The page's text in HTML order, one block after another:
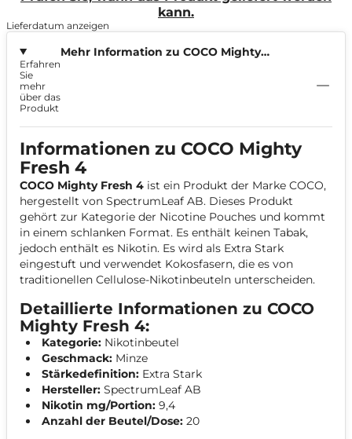
kann.
Lieferdatum anzeigen
Mehr Information zu COCO Mighty
Erfahren
Sie
mehr
über das
Produkt
Informationen zu COCO Mighty
Fresh 4
COCO Mighty Fresh 4 ist ein Produkt der Marke COCO,
hergestellt von SpectrumLeaf AB. Dieses Produkt
gehört zur Kategorie der Nicotine Pouches und kommt
in einem schlanken Format. Es enthält keinen Tabak,
jedoch enthält es Nikotin. Es wird als Extra Stark
eingestuft und verwendet Kokosfasern, die es von
traditionellen Cellulose-Nikotinbeuteln unterscheiden.
Detaillierte Informationen zu COCO
Mighty Fresh 4:
Kategorie: Nikotinbeutel
Geschmack: Minze
Stärkedefinition: Extra Stark
Hersteller: SpectrumLeaf AB
Nikotin mg/Portion: 9,4
Anzahl der Beutel/Dose: 20